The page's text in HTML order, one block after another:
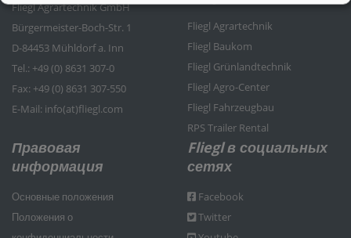
Fliegl Agrartechnik GmbH
Bürgermeister-Boch-Str. 1
D-84453 Mühldorf a. Inn
Tel.: +49 (0) 8631 307-0
Fax: +49 (0) 8631 307-550
E-Mail: info(at)fliegl.com
Fliegl Agrartechnik
Fliegl Baukom
Fliegl Grünlandtechnik
Fliegl Agro-Center
Fliegl Fahrzeugbau
RPS Trailer Rental
Правовая
информация
Основные положения
Положения о
Fliegl в социальных
сетях
Facebook
Twitter